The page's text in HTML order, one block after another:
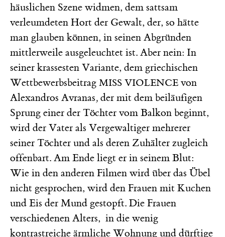
häuslichen Szene widmen, dem sattsam
verleumdeten Hort der Gewalt, der, so hätte
man glauben können, in seinen Abgründen
mittlerweile ausgeleuchtet ist. Aber nein: In
seiner krassesten Variante, dem griechischen
Wettbewerbsbeitrag MISS VIOLENCE von
Alexandros Avranas, der mit dem beiläufigen
Sprung einer der Töchter vom Balkon beginnt,
wird der Vater als Vergewaltiger mehrerer
seiner Töchter und als deren Zuhälter zugleich
offenbart. Am Ende liegt er in seinem Blut:
Wie in den anderen Filmen wird über das Übel
nicht gesprochen, wird den Frauen mit Kuchen
und Eis der Mund gestopft. Die Frauen
verschiedenen Alters, in die wenig
kontrastreiche ärmliche Wohnung und dürftige